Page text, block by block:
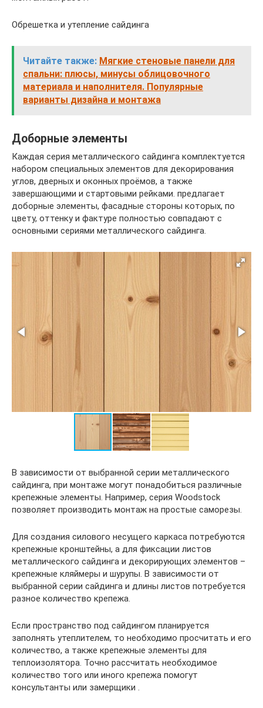
Обрешетка и утепление сайдинга
Читайте также: Мягкие стеновые панели для
спальни: плюсы, минусы облицовочного
материала и наполнителя. Популярные
варианты дизайна и монтажа
Доборные элементы
Каждая серия металлического сайдинга комплектуется
набором специальных элементов для декорирования
углов, дверных и оконных проёмов, а также
завершающими и стартовыми рейками. предлагает
доборные элементы, фасадные стороны которых, по
цвету, оттенку и фактуре полностью совпадают с
основными сериями металлического сайдинга.
В зависимости от выбранной серии металлического
сайдинга, при монтаже могут понадобиться различные
крепежные элементы. Например, серия Woodstock
позволяет производить монтаж на простые саморезы.
Для создания силового несущего каркаса потребуются
крепежные кронштейны, а для фиксации листов
металлического сайдинга и декорирующих элементов –
крепежные кляймеры и шурупы. В зависимости от
выбранной серии сайдинга и длины листов потребуется
разное количество крепежа.
Если пространство под сайдингом планируется
заполнять утеплителем, то необходимо просчитать и его
количество, а также крепежные элементы для
теплоизолятора. Точно рассчитать необходимое
количество того или иного крепежа помогут
консультанты или замерщики .